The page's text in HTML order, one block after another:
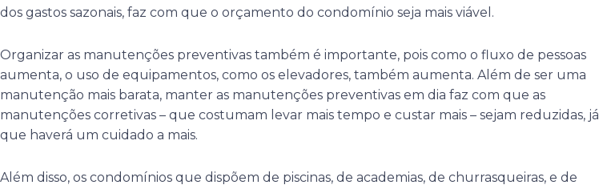
dos gastos sazonais, faz com que o orçamento do condomínio seja mais viável.
Organizar as manutenções preventivas também é importante, pois como o fluxo de pessoas
aumenta, o uso de equipamentos, como os elevadores, também aumenta. Além de ser uma
manutenção mais barata, manter as manutenções preventivas em dia faz com que as
manutenções corretivas – que costumam levar mais tempo e custar mais – sejam reduzidas, já
que haverá um cuidado a mais.
Além disso, os condomínios que dispõem de piscinas, de academias, de churrasqueiras, e de